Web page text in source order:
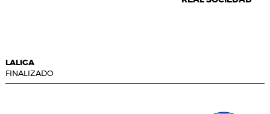
LALIGA
FINALIZADO